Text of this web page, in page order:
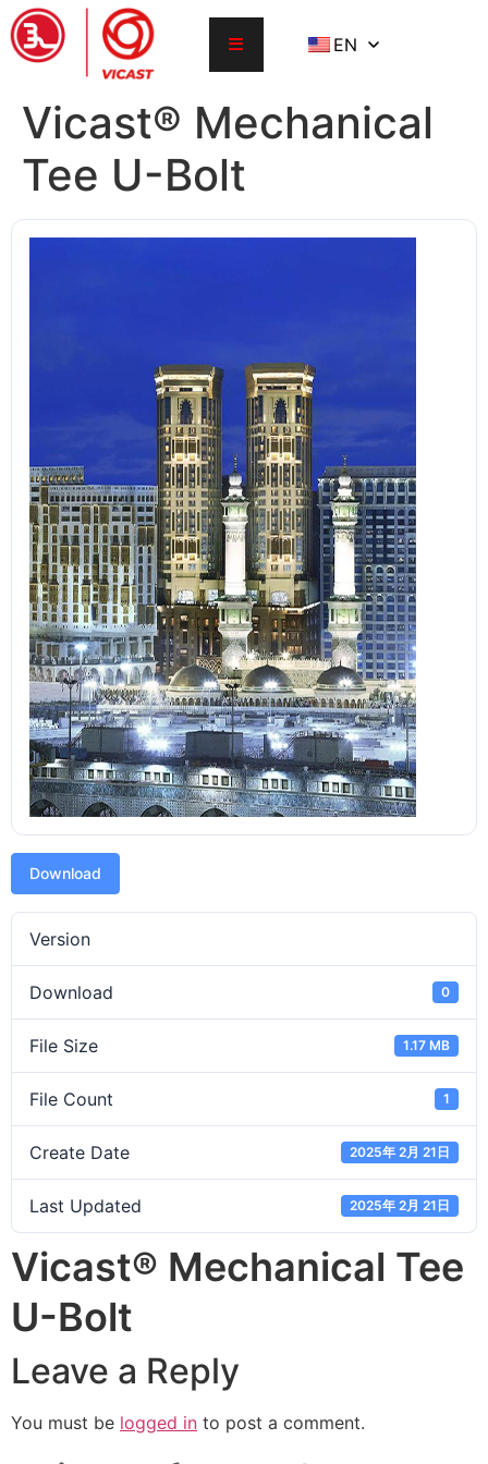
EN
Vicast® Mechanical
Tee U-Bolt
Download
Version
Download 0
File Size 1.17 MB
File Count 1
Create Date 2025年 2月 21日
Last Updated 2025年 2月 21日
Vicast® Mechanical Tee
U-Bolt
Leave a Reply
You must be logged in to post a comment.